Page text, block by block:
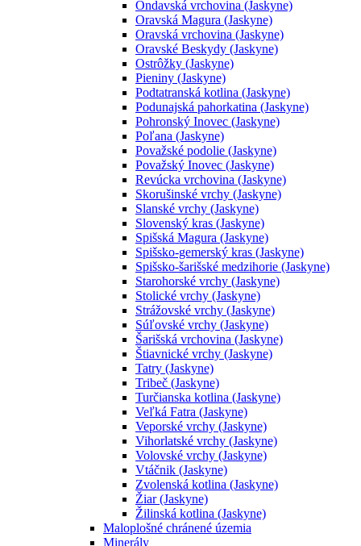
Ondavská vrchovina (Jaskyne)
Oravská Magura (Jaskyne)
Oravská vrchovina (Jaskyne)
Oravské Beskydy (Jaskyne)
Ostrôžky (Jaskyne)
Pieniny (Jaskyne)
Podtatranská kotlina (Jaskyne)
Podunajská pahorkatina (Jaskyne)
Pohronský Inovec (Jaskyne)
Poľana (Jaskyne)
Považské podolie (Jaskyne)
Považský Inovec (Jaskyne)
Revúcka vrchovina (Jaskyne)
Skorušinské vrchy (Jaskyne)
Slanské vrchy (Jaskyne)
Slovenský kras (Jaskyne)
Spišská Magura (Jaskyne)
Spišsko-gemerský kras (Jaskyne)
Spišsko-šarišské medzihorie (Jaskyne)
Starohorské vrchy (Jaskyne)
Stolické vrchy (Jaskyne)
Strážovské vrchy (Jaskyne)
Súľovské vrchy (Jaskyne)
Šarišská vrchovina (Jaskyne)
Štiavnické vrchy (Jaskyne)
Tatry (Jaskyne)
Tribeč (Jaskyne)
Turčianska kotlina (Jaskyne)
Veľká Fatra (Jaskyne)
Veporské vrchy (Jaskyne)
Vihorlatské vrchy (Jaskyne)
Volovské vrchy (Jaskyne)
Vtáčnik (Jaskyne)
Zvolenská kotlina (Jaskyne)
Žiar (Jaskyne)
Žilinská kotlina (Jaskyne)
Maloplošné chránené územia
Minerály